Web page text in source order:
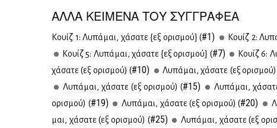
ΑΛΛΑ ΚΕΙΜΕΝΑ ΤΟΥ ΣΥΓΓΡΑΦΕΑ
Κουίζ 1: Λυ­πά­μαι, χά­σα­τε {εξ ορι­σμού} (#1) Κουίζ 2:
Κουίζ 5: Λυ­πά­μαι, χά­σα­τε {εξ ορι­σμού} (#7) Κουίζ 6:
χά­σα­τε (εξ ορι­σμού) (#10) Λυ­πά­μαι, χά­σα­τε (εξ
Λυ­πά­μαι, χά­σα­τε (εξ ορι­σμού) (#15) Λυ­πά­μαι,
ορι­σμού) (#19) Λυ­πά­μαι, χά­σα­τε (εξ ορι­σμού) (#20)
μαι, χά­σα­τε (εξ ορι­σμού) (#25) Λυ­πά­μαι, χά­σα­τε (εξ